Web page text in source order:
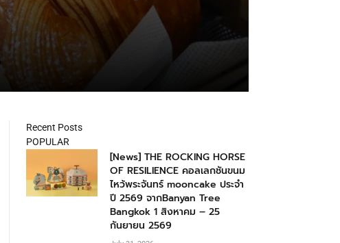
Recent Posts
POPULAR
[News] THE ROCKING HORSE
OF RESILIENCE คอลเลกชันขนม
ไหว้พระจันทร์ mooncake ประจำ
ปี 2569 จากBanyan Tree
Bangkok 1 สิงหาคม – 25
กันยายน 2569